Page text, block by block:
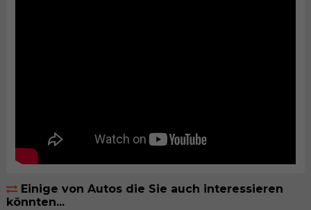
Einige von Autos die Sie auch interessieren
könnten...